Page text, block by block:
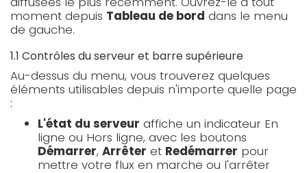
moment depuis Tableau de bord dans le menu
de gauche.
1.1 Contrôles du serveur et barre supérieure
Au-dessus du menu, vous trouverez quelques
éléments utilisables depuis n'importe quelle page
:
L'état du serveur affiche un indicateur En
ligne ou Hors ligne, avec les boutons
Démarrer, Arrêter et Redémarrer pour
mettre votre flux en marche ou l'arrêter